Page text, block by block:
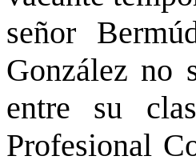
señor
González no
entre su
Profesional